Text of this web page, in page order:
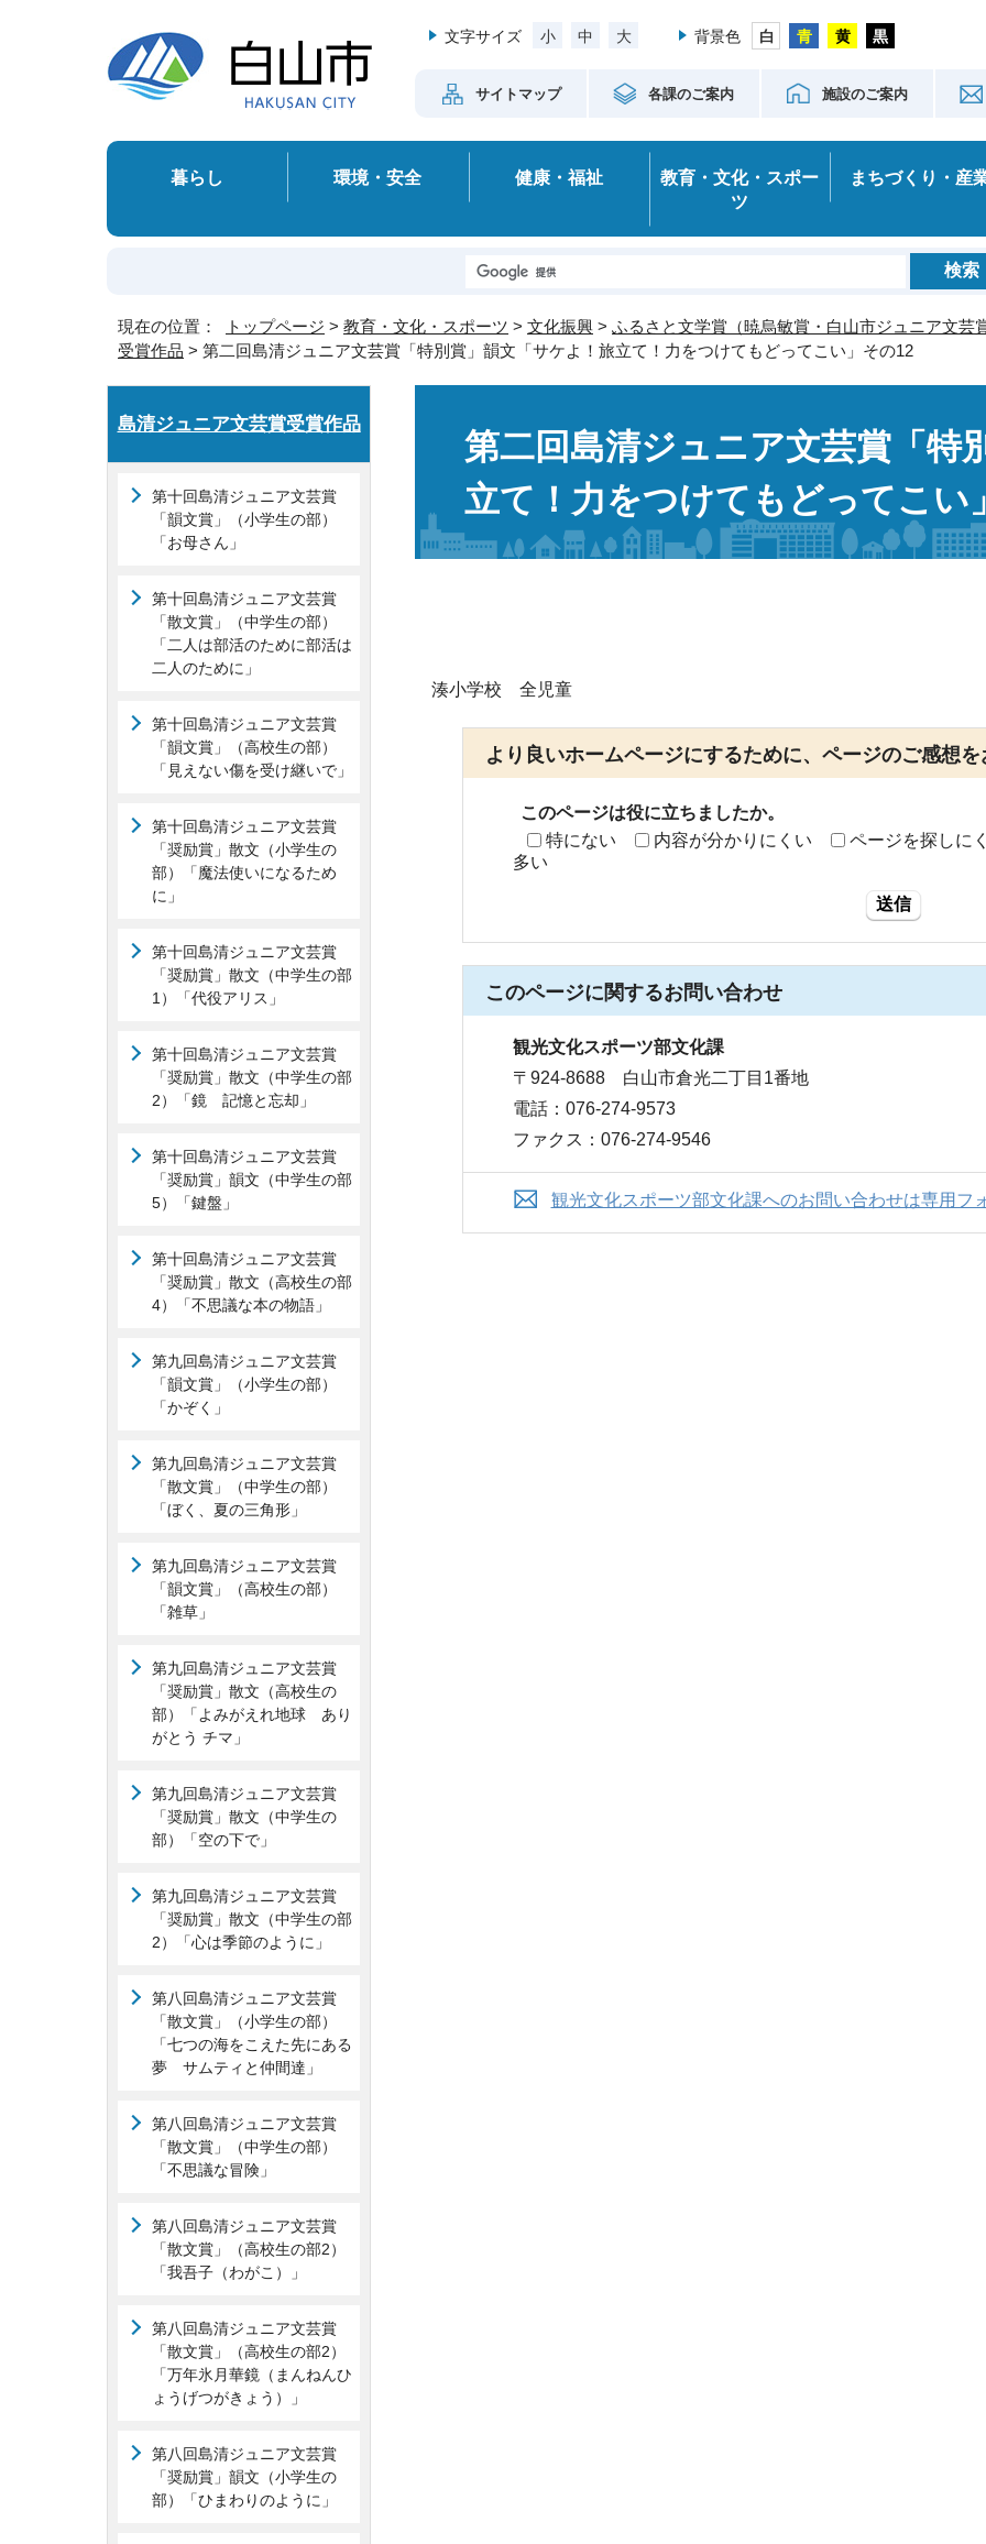
文字サイズ 小 中 大 背景色
サイトマップ 各課のご案内 施設のご案内
暮らし 環境・安全 健康・福祉
教育・文化・スポー
ツ
まちづくり・産
現在の位置： トップページ > 教育・文化・スポーツ > 文化振興 > ふるさと文学賞（暁烏敏賞・白山市ジュニア文芸賞
受賞作品 > 第二回島清ジュニア文芸賞「特別賞」韻文「サケよ！旅立て！力をつけてもどってこい」その12
第二回島清ジュニア文芸賞「特
立て！力をつけてもどってこい
湊小学校 全児童
より良いホームページにするために、ページのご感想を
このページは役に立ちましたか。
特にない
内容が分かりにくい ページを探しに
多い
送信
このページに関するお問い合わせ
観光文化スポーツ部文化課
〒924-8688 白山市倉光二丁目1番地
電話：076-274-9573
ファクス：076-274-9546
観光文化スポーツ部文化課へのお問い合わせは専用フ
島清ジュニア文芸賞受賞作品
第十回島清ジュニア文芸賞
「韻文賞」（小学生の部）
「お母さん」
第十回島清ジュニア文芸賞
「散文賞」（中学生の部）
「二人は部活のために部活は
二人のために」
第十回島清ジュニア文芸賞
「韻文賞」（高校生の部）
「見えない傷を受け継いで」
第十回島清ジュニア文芸賞
「奨励賞」散文（小学生の
部）「魔法使いになるため
に」
第十回島清ジュニア文芸賞
「奨励賞」散文（中学生の部
1）「代役アリス」
第十回島清ジュニア文芸賞
「奨励賞」散文（中学生の部
2）「鏡 記憶と忘却」
第十回島清ジュニア文芸賞
「奨励賞」韻文（中学生の部
5）「鍵盤」
第十回島清ジュニア文芸賞
「奨励賞」散文（高校生の部
4）「不思議な本の物語」
第九回島清ジュニア文芸賞
「韻文賞」（小学生の部）
「かぞく」
第九回島清ジュニア文芸賞
「散文賞」（中学生の部）
「ぼく、夏の三角形」
第九回島清ジュニア文芸賞
「韻文賞」（高校生の部）
「雑草」
第九回島清ジュニア文芸賞
「奨励賞」散文（高校生の
部）「よみがえれ地球 あり
がとう チマ」
第九回島清ジュニア文芸賞
「奨励賞」散文（中学生の
部）「空の下で」
第九回島清ジュニア文芸賞
「奨励賞」散文（中学生の部
2）「心は季節のように」
第八回島清ジュニア文芸賞
「散文賞」（小学生の部）
「七つの海をこえた先にある
夢 サムティと仲間達」
第八回島清ジュニア文芸賞
「散文賞」（中学生の部）
「不思議な冒険」
第八回島清ジュニア文芸賞
「散文賞」（高校生の部2）
「我吾子（わがこ）」
第八回島清ジュニア文芸賞
「散文賞」（高校生の部2）
「万年氷月華鏡（まんねんひ
ょうげつがきょう）」
第八回島清ジュニア文芸賞
「奨励賞」韻文（小学生の
部）「ひまわりのように」